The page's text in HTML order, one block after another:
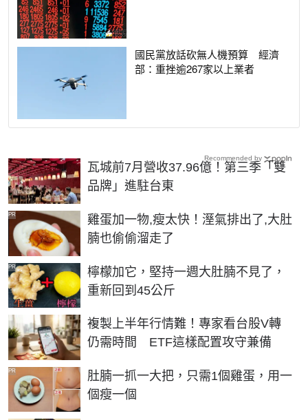
國民黨放話砍無人機預算 經濟
部：重挫逾267家以上業者
瓦城前7月營收37.96億！第三季「雙
品牌」進駐台東
雞蛋加一物,瘦太快！溼氣排出了,大肚
腩也偷偷溜走了
PR
檸檬加它，堅持一週大肚腩不見了，
重新回到45公斤
PR
複製上半年行情難！專家看台股V轉
仍需時間 ETF這樣配置攻守兼備
肚腩一抓一大把，只需1個雞蛋，用一
個瘦一個
PR
Recommended by